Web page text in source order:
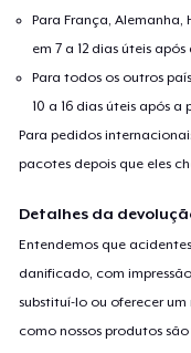
Para França,
em 7 a 12 dias úteis
Para todos os outros
10 a 16 dias úteis após a
Para pedidos
pacotes depois que eles
Detalhes da
Entendemos que
danificado, com
substituí-lo ou oferecer
como nossos produtos